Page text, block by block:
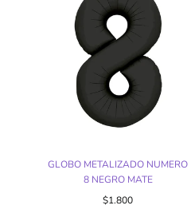
GLOBO METALIZADO NUMERO
8 NEGRO MATE
$1.800